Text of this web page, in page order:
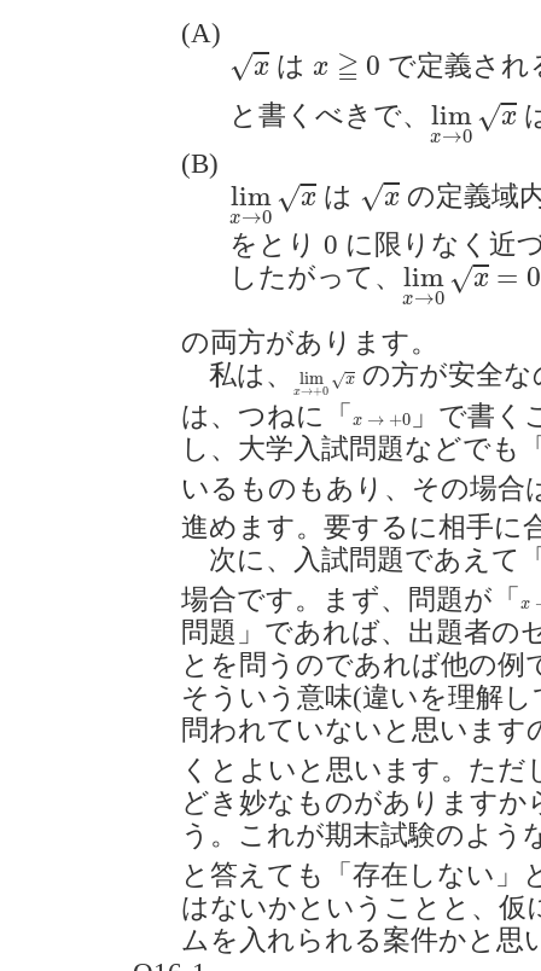
(A)
√x は x ≧ 0
≧0
で定義さ
と書くべきで、 lim
x→0
√x
lim →0x
(B)
lim
x→0
√x
lim →0x
は √xの定義域
をとり 0 に限りなく近
したがって、 lim
x→0
√x = 0
limx →0x=
の両方があります。
私は、
lim
x→+0
√x
lim +0 xの方が安全
は、つねに「
x → +0
x→ + 0
」で書く
し、大学入試問題などでも
いるものもあり、その場合
進めます。要するに相手に
次に、入試問題であえて
場合です。まず、問題が「
x
x
問題」であれば、出題者の
とを問うのであれば他の
そういう意味(違いを理解
問われていないと思います
くとよいと思います。ただ
どき妙なものがあります
う。これが期末試験のよう
と答えても「存在しない」
はないかということと、仮
ムを入れられる案件かと思